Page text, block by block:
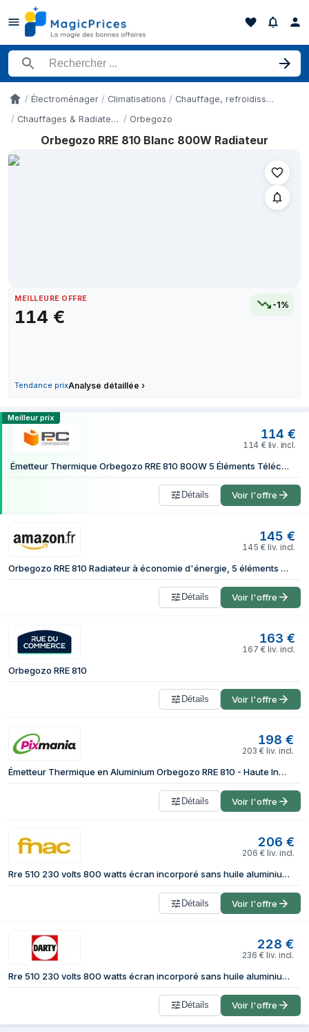
Rechercher un produit
AccueilÉlectroménager Climatisations
Chauffage, refroidissement et qualité de l'air
Chauffages & Radiateurs
Orbegozo
Orbegozo RRE 810 Blanc 800W Radiateur
MEILLEURE OFFRE
114 €
-1%
Tendance prixAnalyse détaillée ›
Historique des prix de Orbegozo RRE 810 Blanc 800W
20 juin 2026
26 juin 2026
6 août 2026
Comparer les prix de Orbegozo RRE
Meilleur prix
114 €
114 € liv. incl.
Émetteur Thermique Orbegozo RRE 810 800W 5 Éléments Télécommande Programmation Hebdomadaire
Détails Voir l'offre
145 €
145 € liv. incl.
Orbegozo RRE 810 Radiateur à économie d'énergie, 5 éléments chauffants, écran numérique LCD, télécommande, programmable, 800 W, aluminium, blanc
Détails Voir l'offre
163 €
167 € liv. incl.
Orbegozo RRE 810
Détails Voir l'offre
198 €
203 € liv. incl.
Émetteur Thermique en Aluminium Orbegozo RRE 810 - Haute Inertie Thermique - Efficacité Énergétique - Programmation Hebdomadaire - Technologie RealWarm Elements - Télécommande - 800W - Neuf
Détails Voir l'offre
206 €
206 € liv. incl.
Rre 510 230 volts 800 watts écran incorporé sans huile aluminium blanc
Détails Voir l'offre
228 €
236 € liv. incl.
Rre 510 230 volts 800 watts écran incorporé sans huile aluminium blanc
Détails Voir l'offre